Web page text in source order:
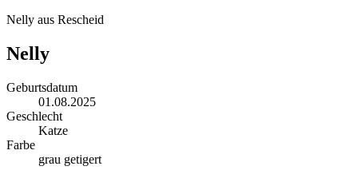
Nelly aus Rescheid
Nelly
Geburtsdatum
01.08.2025
Geschlecht
Katze
Farbe
grau getigert